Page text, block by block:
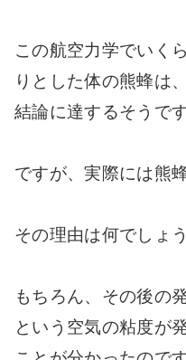
この航空力学でいく
りとした体の熊蜂は
結論に達するそうで
ですが、実際には熊
その理由は何でしょ
もちろん、その後の
という空気の粘度が